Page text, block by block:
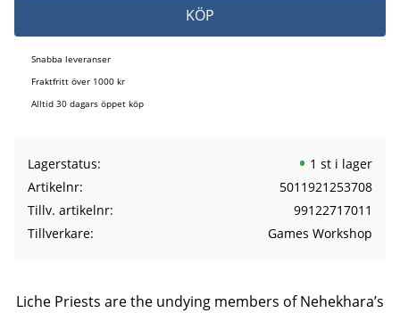
KÖP
Snabba leveranser
Fraktfritt över 1000 kr
Alltid 30 dagars öppet köp
Lagerstatus
1 st i lager
Artikelnr
5011921253708
Tillv. artikelnr
99122717011
Tillverkare
Games Workshop
Liche Priests are the undying members of Nehekhara’s